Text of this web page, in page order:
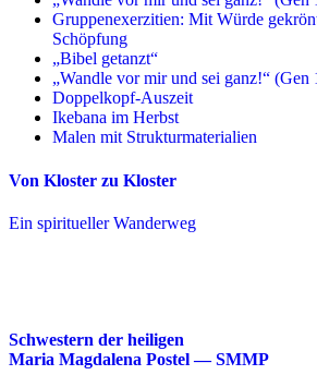
Gruppenexerzitien: Mit Würde
Schöpfung
„Bibel getanzt“
„Wandle vor mir und sei ganz!“ (Gen
Doppelkopf-Auszeit
Ikebana im Herbst
Malen mit Strukturmaterialien
Von Kloster zu Kloster
Ein spiritueller Wanderweg
Schwestern der heiligen
Maria Magdalena Postel — SMMP